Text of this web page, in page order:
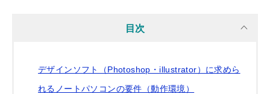
目次
デザインソフト（Photoshop・illustrator）に求めら
れるノートパソコンの要件（動作環境）